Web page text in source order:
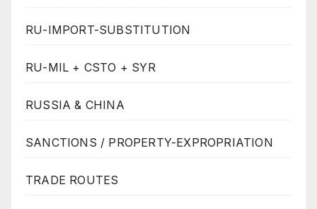
RU-IMPORT-SUBSTITUTION
RU-MIL + CSTO + SYR
RUSSIA & CHINA
SANCTIONS / PROPERTY-EXPROPRIATION
TRADE ROUTES